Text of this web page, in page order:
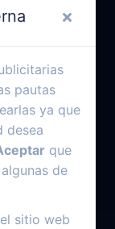
mágica de
Mickey
pautas
ya que
desea
que
de
sitio web